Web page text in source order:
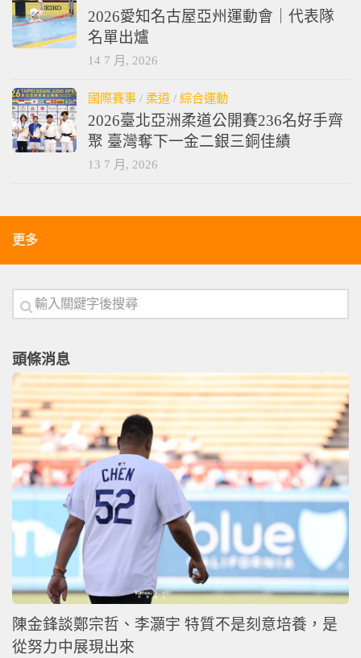
2026愛知名古屋亞州運動會｜代表隊
名單出爐
14 7 月, 2026
國際賽事 / 柔道 / 綜合運動
2026臺北亞洲柔道公開賽236名好手齊
聚 臺灣奪下一金二銀三銅佳績
13 7 月, 2026
更多
頭條消息
陳金鋒談鄭宗哲、李灝宇 特質不是刻意培養，是
從努力中展現出來